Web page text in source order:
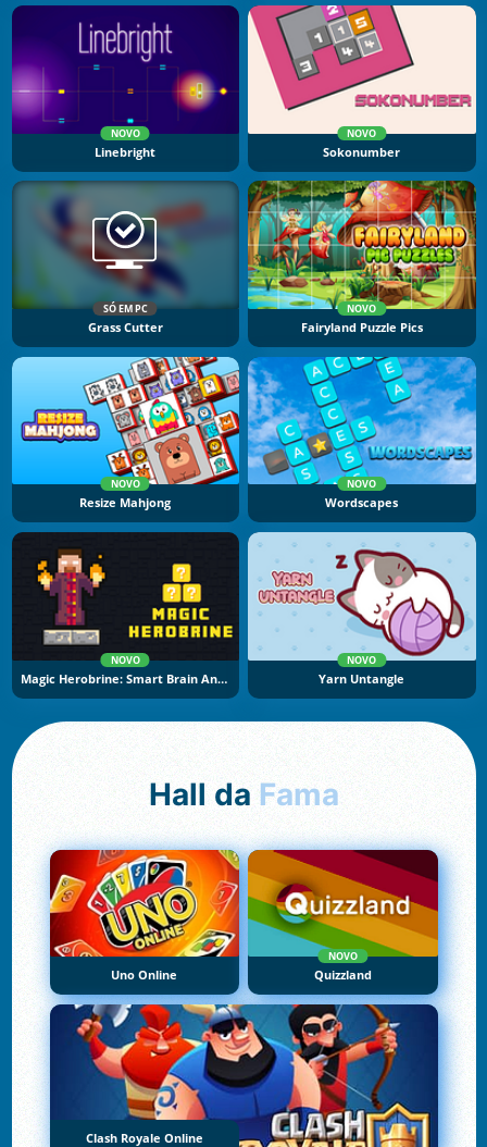
NOVO
Linebright
NOVO
Sokonumber
SÓ EM PC
Grass Cutter
NOVO
Fairyland Puzzle Pics
NOVO
Resize Mahjong
NOVO
Wordscapes
NOVO
Magic Herobrine: Smart Brain And Puzzle Quest
NOVO
Yarn Untangle
Hall da Fama
Uno Online
NOVO
Quizzland
Clash Royale Online